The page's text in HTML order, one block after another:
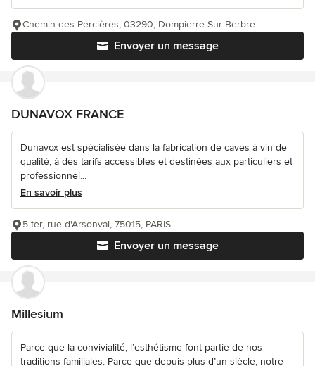
Envoyer un message
Chemin des Percières, 03290, Dompierre Sur Berbre
DUNAVOX FRANCE
Dunavox est spécialisée dans la fabrication de caves à vin de
qualité, à des tarifs accessibles et destinées aux particuliers et
professionnel...
En savoir plus
Envoyer un message
5 ter, rue d'Arsonval, 75015, PARIS
Millesium
Parce que la convivialité, l’esthétisme font partie de nos
traditions familiales. Parce que depuis plus d’un siècle, notre